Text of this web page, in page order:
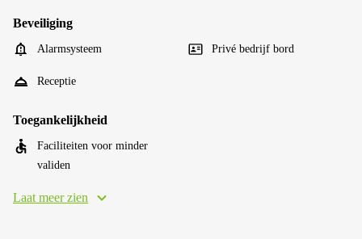
Beveiliging
Alarmsysteem Privé bedrijf bord
Receptie
Toegankelijkheid
Faciliteiten voor minder
validen
Laat meer zien